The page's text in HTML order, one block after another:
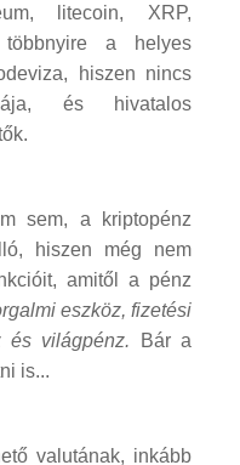
litecoin, XRP,
a helyes
hiszen nincs
és hivatalos
sem, a kriptopénz
hiszen még nem
amitől a pénz
eszköz, fizetési
és világpénz.
Bár a
is...
valutának, inkább